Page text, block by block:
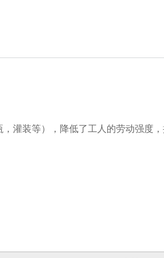
灌装等），降低了工人的劳动强度